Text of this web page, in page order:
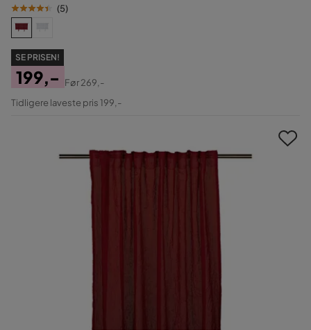
(5)
SE PRISEN!
Pris
199,-
Original
Før269,-
Tidligere laveste pris 199,-